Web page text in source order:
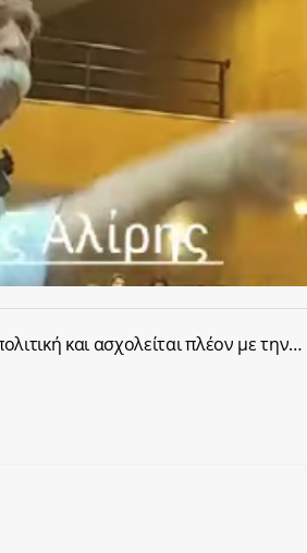
και ασχολείται πλέον με την…